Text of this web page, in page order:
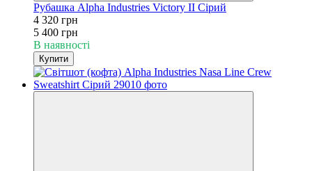
Рубашка Alpha Industries Victory II Сірий
4 320 грн
5 400 грн
В наявності
Купити